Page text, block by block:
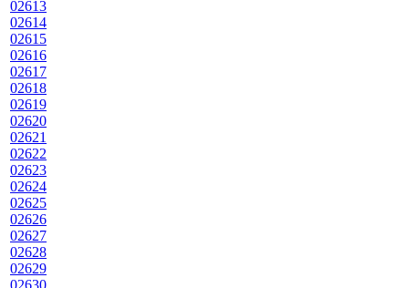
02613
02614
02615
02616
02617
02618
02619
02620
02621
02622
02623
02624
02625
02626
02627
02628
02629
02630